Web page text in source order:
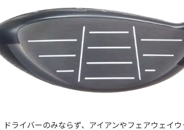
ドライバーのみならず、アイアンやフェアウェイ